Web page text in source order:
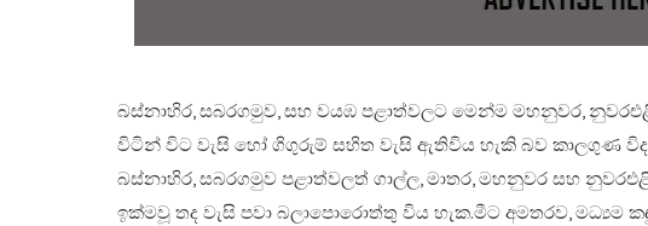
බස්නාහිර, සබරගමුව, සහ වයඹ පළාත්වලට මෙන්ම මහනුවර,
විටින් විට වැසි හෝ ගිගුරුම් සහිත වැසි ඇතිවිය හැකි බව කාලගුණ
බස්නාහිර, සබරගමුව පළාත්වලත් ගාල්ල, මාතර, මහනුවර සහ
ඉක්මවූ තද වැසි පවා බලාපොරොත්තු විය හැක.​මීට අමතරව, මධ්‍යම